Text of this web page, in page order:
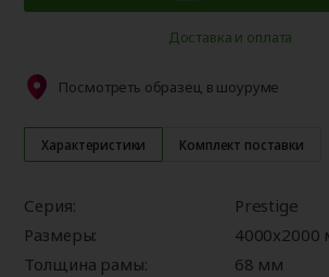
Характеристики Комплект поставки
Серия:
Prestige
Размеры:
4000x2000
Толщина рамы:
68 мм
Доставка и оплата
Посмотреть образец в шоуруме